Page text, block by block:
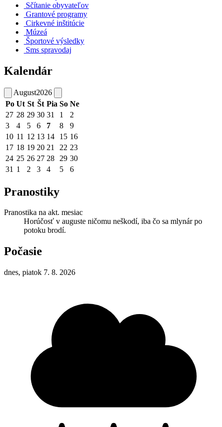
Sčítanie obyvateľov
Grantové programy
Cirkevné inštitúcie
Múzeá
Športové výsledky
Sms spravodaj
Kalendár
August2026
Po Ut St Št Pia So Ne
27 28 29 30 31 1
2
3
4 5 6 7 8
9
10 11 12 13 14 15 16
17 18 19 20 21 22 23
24 25 26 27 28 29 30
31 1 2 3 4 5 6
Pranostiky
Pranostika na akt. mesiac
Horúčosť v auguste ničomu neškodí, iba čo sa mlynár po
potoku brodí.
Počasie
dnes, piatok 7. 8. 2026